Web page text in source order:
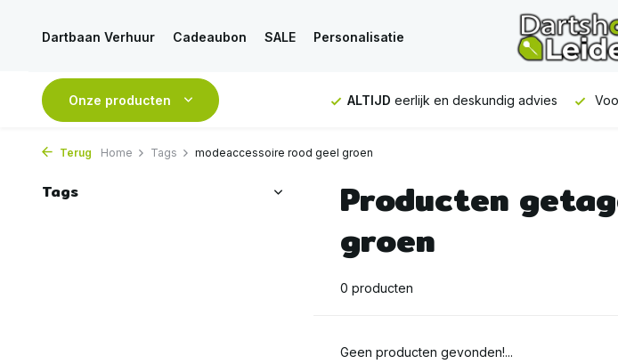
Dartbaan Verhuur Cadeaubon SALE Personalisatie
Onze producten
verstuurd GRATIS verzending vanaf 50€ ALTIJD eerlijk en deskundig advies
Terug Home Tags modeaccessoire rood geel groen
Tags
Producten
groen
0 producten
Geen producten gevonden!...